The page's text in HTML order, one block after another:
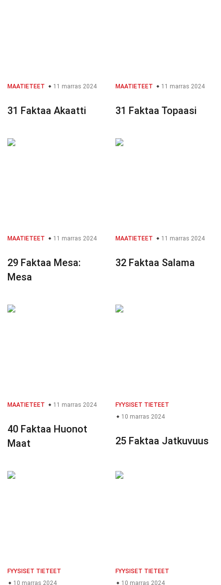
MAATIETEET 11 marras 2024
31 Faktaa Akaatti
MAATIETEET 11 marras 2024
31 Faktaa Topaasi
MAATIETEET 11 marras 2024
29 Faktaa Mesa:
Mesa
MAATIETEET 11 marras 2024
32 Faktaa Salama
MAATIETEET 11 marras 2024
40 Faktaa Huonot
Maat
FYYSISET TIETEET
10 marras 2024
25 Faktaa Jatkuvuus
FYYSISET TIETEET
10 marras 2024
FYYSISET TIETEET
10 marras 2024